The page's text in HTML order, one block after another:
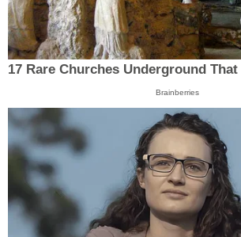
17 Rare Churches Underground
Brainberries